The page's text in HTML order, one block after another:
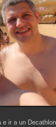
ir a un